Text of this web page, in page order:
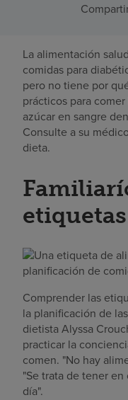
La alimentación
comidas para
pero no tiene por
prácticos para
azúcar en sangre
Consulte a su
dieta.
Comprender las
la planificación de
dietista Alyssa
practicar la
comen. "No hay
"Se trata de tener
día".